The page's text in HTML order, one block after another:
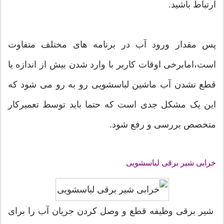
ارتباط باشید.
پس مقدار ورود آب در برنامه های مختلف متفاوت
است،امابرخی اوقات کاربر با وارد شدن بیش از اندازه یا
قطع نشدن آب ماشین لباسشویی رو به رو می شود که
این یک مشکل جدی است که حتما باید توسط تعمیرکار
متخصص بررسی و رفع شود.
خرابی شیر برقی لباسشویی
شیر برقی وظیفه قطع و وصل کردن جریان آب را برای